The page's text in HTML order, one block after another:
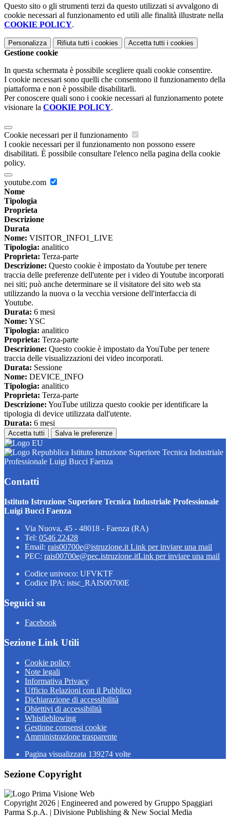
Questo sito o gli strumenti terzi da questo utilizzati si avvalgono di
cookie necessari al funzionamento ed utili alle finalità illustrate nella
COOKIE POLICY.
Personalizza Rifiuta tutti i cookies Accetta tutti i cookies
Gestione cookie
In questa schermata è possibile scegliere quali cookie consentire.
I cookie necessari sono quelli che consentono il funzionamento della
piattaforma e non è possibile disabilitarli.
Per conoscere quali sono i cookie necessari al funzionamento potete
visionare la COOKIE POLICY.
Cookie necessari per il funzionamento
I cookie necessari per il funzionamento non possono essere
disabilitati. È possibile consultare l'elenco nella pagina della cookie
policy.
youtube.com
Nome
Tipologia
Proprieta
Descrizione
Durata
Nome: VISITOR_INFO1_LIVE
Tipologia: analitico
Proprieta: Terza-parte
Descrizione: Questo cookie è impostato da Youtube per tenere
traccia delle preferenze dell'utente per i video di Youtube incorporati
nei siti; può anche determinare se il visitatore del sito web sta
utilizzando la nuova o la vecchia versione dell'interfaccia di
Youtube.
Durata: 6 mesi
Nome: YSC
Tipologia: analitico
Proprieta: Terza-parte
Descrizione: Questo cookie è impostato da YouTube per tenere
traccia delle visualizzazioni dei video incorporati.
Durata: Sessione
Nome: DEVICE_INFO
Tipologia: analitico
Proprieta: Terza-parte
Descrizione: YouTube utilizza questo cookie per identificare la
tipologia di device utilizzata dall'utente.
Durata: 6 mesi
Accetta tutti Salva le preferenze
Istituto Istruzione Superiore Tecnica Industriale
Professionale Luigi Bucci Faenza
Contatti
Istituto Istruzione Superiore Tecnica Industriale Professionale
Luigi Bucci Faenza
Via Nuova, 45 - 48018 - Faenza (RA)
Tel: 0546 22428
Email: rais00700e@istruzione.it Link per inviare una mail
PEC: rais00700e@pec.istruzione.itLink per inviare una mail
Codice univoco: UFVKTF
Codice IPA: istsc_RAIS00700E
Seguici su
Facebook
Sezione Link Utili
Cookie policy
Note legali
Informativa Privacy
Ufficio Relazioni con il Pubblico
Dichiarazione di accessibilità
Obiettivi di accessibilità
Whistleblowing
Gestione consensi cookie
Amministrazione trasparente
Pagina visualizzata 139274 volte
Sezione Copyright
Copyright 2026 | Engineered and powered by Gruppo Spaggiari
Parma S.p.A. | Divisione Publishing & New Social Media